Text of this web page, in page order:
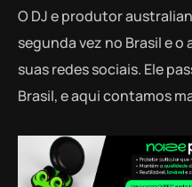
O DJ e produtor
segunda vez no Brasil e
suas redes sociais. Ele
Brasil, e aqui contamos